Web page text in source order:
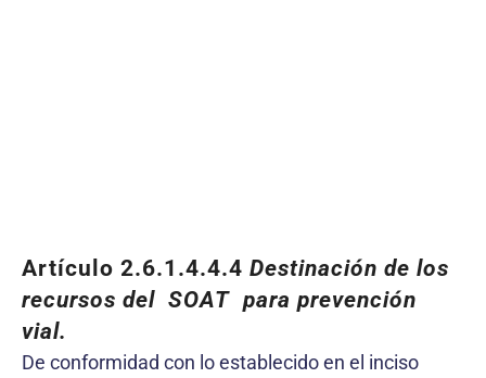
Artículo 2.6.1.4.4.4 Destinación de los
recursos del SOAT para prevención
vial.
De conformidad con lo establecido en el inciso